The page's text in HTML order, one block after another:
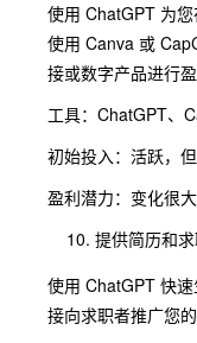
使用 ChatGPT 为您
使用 Canva 或
接或数字产品进行盈
工具：ChatGPT、
初始投入：活跃，
盈利潜力：变化很
提供简历和
使用 ChatGPT 快
接向求职者推广您的